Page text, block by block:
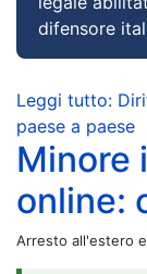
difensore
Leggi tutto:
paese a paese
Minore
online:
Arresto all'estero